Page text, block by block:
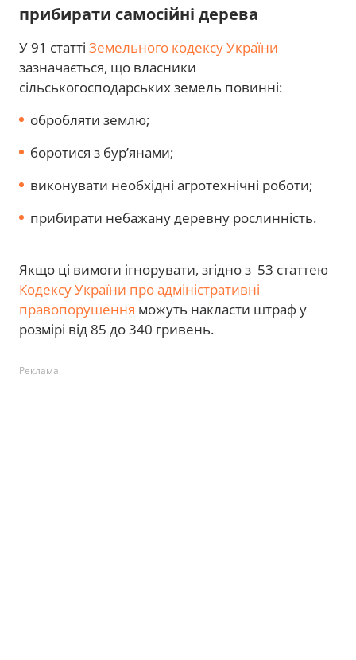
прибирати самосійні дерева
У 91 статті Земельного кодексу України
зазначається, що власники
сільськогосподарських земель повинні:
обробляти землю;
боротися з бур’янами;
виконувати необхідні агротехнічні роботи;
прибирати небажану деревну рослинність.
Якщо ці вимоги ігнорувати, згідно з 53 статтею
Кодексу України про адміністративні
правопорушення можуть накласти штраф у
розмірі від 85 до 340 гривень.
Реклама